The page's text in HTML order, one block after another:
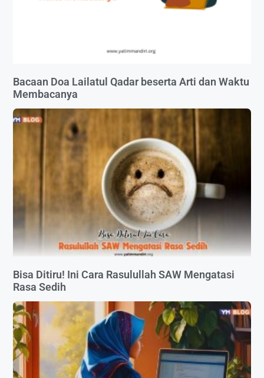
Bacaan Doa Lailatul Qadar beserta Arti dan Waktu
Membacanya
Bisa Ditiru! Ini Cara Rasulullah SAW Mengatasi
Rasa Sedih